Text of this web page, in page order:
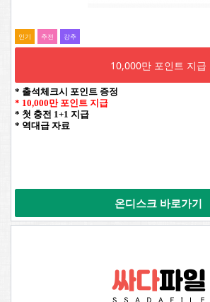
인기 추전 강추
10,000만 포인트 지급
* 출석체크시 포인트 증정
* 10,000만 포인트 지급
* 첫 충전 1+1 지급
* 역대급 자료
온디스크 바로가기